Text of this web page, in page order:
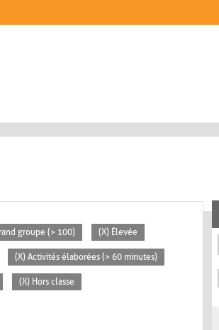
groupe (> 100) (X) Élevée
(X) Activités élaborées (> 60 minutes)
(X) Hors classe